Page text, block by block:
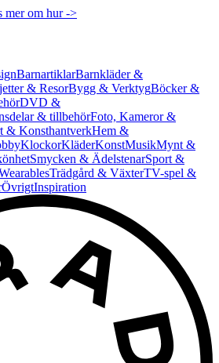
mer om hur ->
BarnartiklarBarnkläder &
& ResorBygg & VerktygBöcker &
DVD &
& tillbehörFoto, Kameror &
& KonsthantverkHem &
KlockorKläderKonstMusikMynt &
Smycken & ÄdelstenarSport &
Trädgård & VäxterTV-spel &
ÖvrigtInspiration